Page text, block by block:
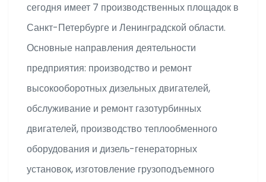
сегодня имеет 7 производственных площадок в
Санкт-Петербурге и Ленинградской области.
Основные направления деятельности
предприятия: производство и ремонт
высокооборотных дизельных двигателей,
обслуживание и ремонт газотурбинных
двигателей, производство теплообменного
оборудования и дизель-генераторных
установок, изготовление грузоподъемного